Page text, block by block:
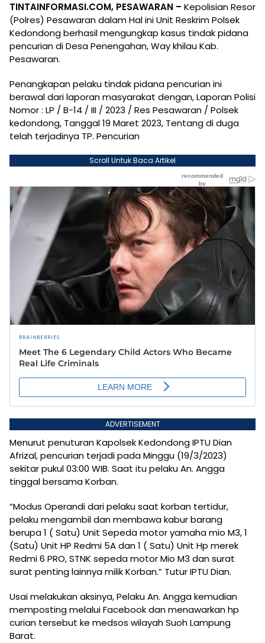
TINTAINFORMASI.COM, PESAWARAN – Kepolisian Resor
(Polres) Pesawaran dalam Hal ini Unit Reskrim Polsek
Kedondong berhasil mengungkap kasus tindak pidana
pencurian di Desa Penengahan, Way khilau Kab.
Pesawaran.
Penangkapan pelaku tindak pidana pencurian ini
berawal dari laporan masyarakat dengan, Laporan Polisi
Nomor : LP / B-14 / III / 2023 / Res Pesawaran / Polsek
kedondong, Tanggal 19 Maret 2023, Tentang di duga
telah terjadinya TP. Pencurian
Scroll Untuk Baca Artikel
ADVERTISEMENT
Menurut penuturan Kapolsek Kedondong IPTU Dian
Afrizal, pencurian terjadi pada Minggu (19/3/2023)
sekitar pukul 03:00 WIB. Saat itu pelaku An. Angga
tinggal bersama Korban.
“Modus Operandi dari pelaku saat korban tertidur,
pelaku mengambil dan membawa kabur barang
berupa 1 ( Satu) Unit Sepeda motor yamaha mio M3, 1
(Satu) Unit HP Redmi 5A dan 1 ( Satu) Unit Hp merek
Redmi 6 PRO, STNK sepeda motor Mio M3 dan surat
surat penting lainnya milik Korban.” Tutur IPTU Dian.
Usai melakukan aksinya, Pelaku An. Angga kemudian
memposting melalui Facebook dan menawarkan hp
curian tersebut ke medsos wilayah Suoh Lampung
Barat.